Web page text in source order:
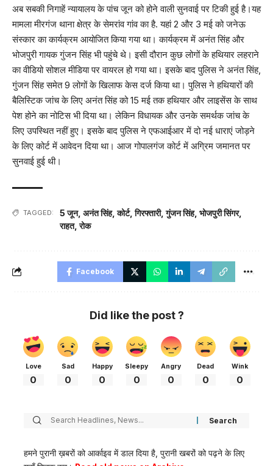
अब सबकी निगाहें न्यायालय के पांच जून को होने वाली सुनवाई पर टिकी हुई है।यह
मामला मीरगंज थाना क्षेत्र के सेमरांव गांव का है. यहां 2 और 3 मई को जनेऊ
संस्कार का कार्यक्रम आयोजित किया गया था। कार्यक्रम में अनंत सिंह और
भोजपुरी गायक गुंजन सिंह भी पहुंचे थे। इसी दौरान कुछ लोगों के हथियार लहराने
का वीडियो सोशल मीडिया पर वायरल हो गया था। इसके बाद पुलिस ने अनंत सिंह,
गुंजन सिंह समेत 9 लोगों के खिलाफ केस दर्ज किया था। पुलिस ने हथियारों की
बैलिस्टिक जांच के लिए अनंत सिंह को 15 मई तक हथियार और लाइसेंस के साथ
पेश होने का नोटिस भी दिया था। लेकिन विधायक और उनके समर्थक जांच के
लिए उपस्थित नहीं हुए। इसके बाद पुलिस ने एफआईआर में दो नई धाराएं जोड़ने
के लिए कोर्ट में आवेदन दिया था। आज गोपालगंज कोर्ट में अग्रिम जमानत पर
सुनवाई हुई थी।
TAGGED: 5 जून, अनंत सिंह,कोर्ट,गिरफ्तारी,गुंजन सिंह, भोजपुरी सिंगर,
राहत,रोक
Facebook
Did like the post ?
Love
0
Sad
0
Happy
0
Sleepy
0
Angry
0
Dead
0
Wink
0
हमने पुरानी ख़बरों को आर्काइव में डाल दिया है, पुरानी खबरों को पढ़ने के लिए